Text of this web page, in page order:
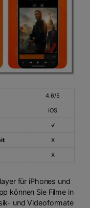
4.6/5
iOS
√
X
X
für iPhones und
können Sie Filme in
und Videoformate